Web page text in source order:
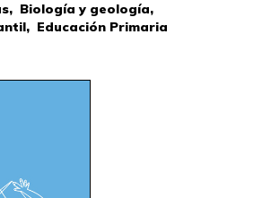
Biología y geología,
Educación Primaria